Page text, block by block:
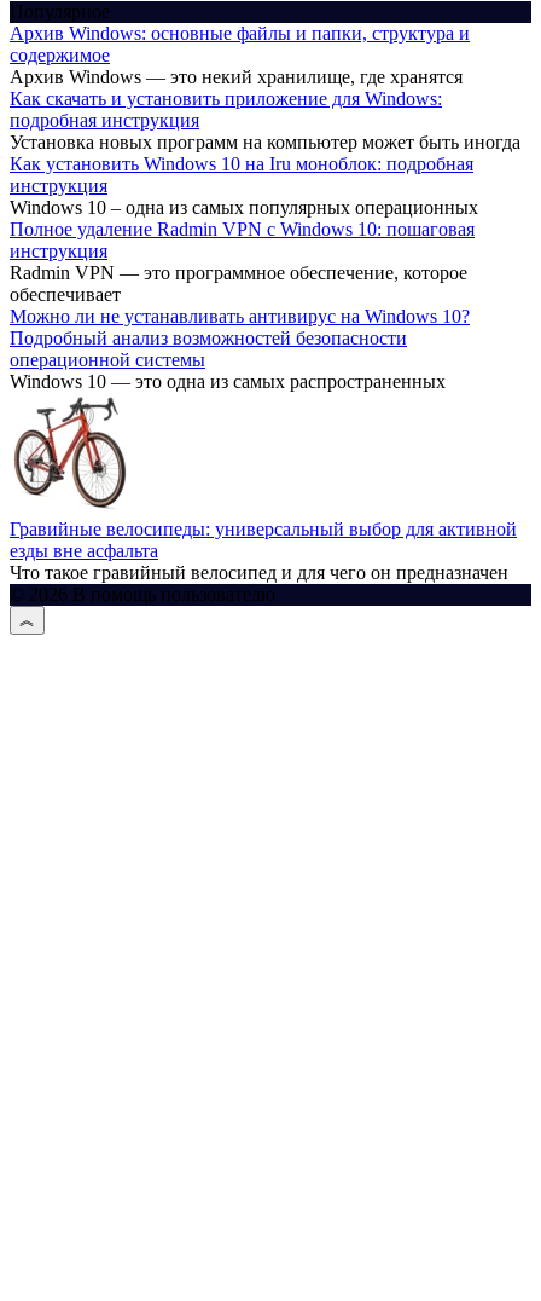
Популярное
Архив Windows: основные файлы и папки, структура и
содержимое
Архив Windows — это некий хранилище, где хранятся
Как скачать и установить приложение для Windows:
подробная инструкция
Установка новых программ на компьютер может быть иногда
Как установить Windows 10 на Iru моноблок: подробная
инструкция
Windows 10 – одна из самых популярных операционных
Полное удаление Radmin VPN с Windows 10: пошаговая
инструкция
Radmin VPN — это программное обеспечение, которое
обеспечивает
Можно ли не устанавливать антивирус на Windows 10?
Подробный анализ возможностей безопасности
операционной системы
Windows 10 — это одна из самых распространенных
Гравийные велосипеды: универсальный выбор для активной
езды вне асфальта
Что такое гравийный велосипед и для чего он предназначен
© 2026 В помощь пользователю